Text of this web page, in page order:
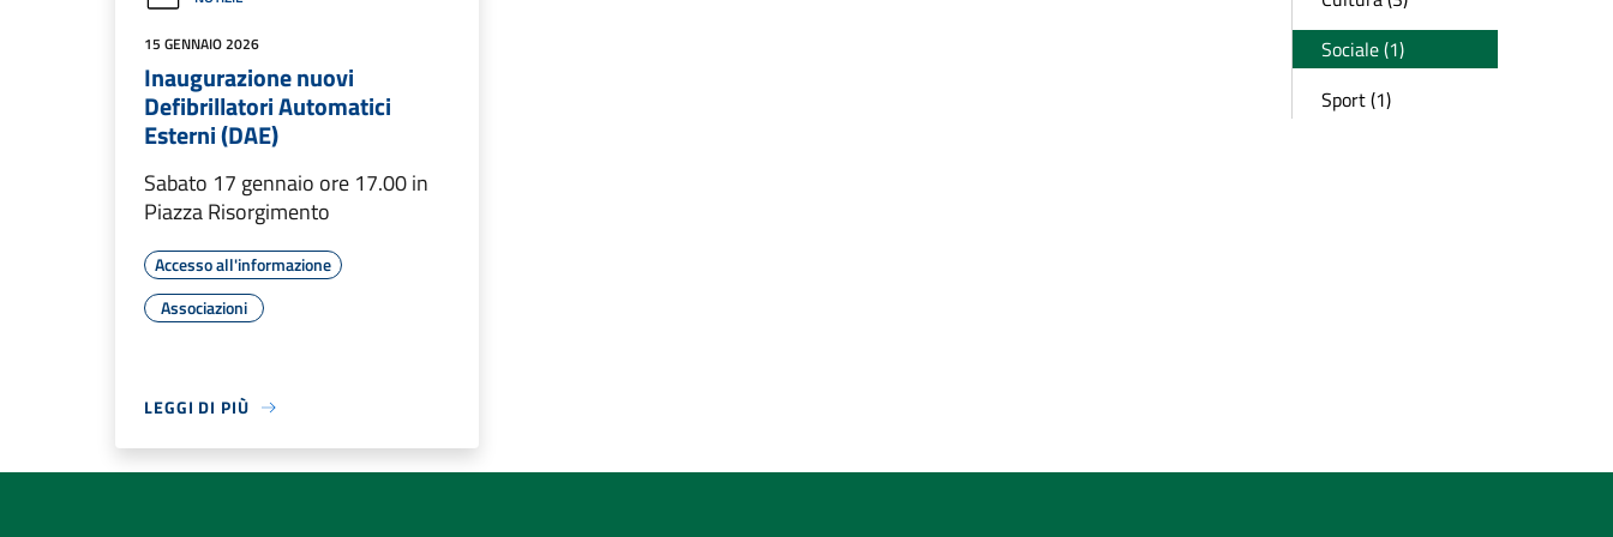
15 GENNAIO 2026
Inaugurazione nuovi
Defibrillatori Automatici
Esterni (DAE)
Sabato 17 gennaio ore 17.00 in
Piazza Risorgimento
Accesso all'informazione
Associazioni
LEGGI DI PIÙ
Sociale (1)
Sport (1)